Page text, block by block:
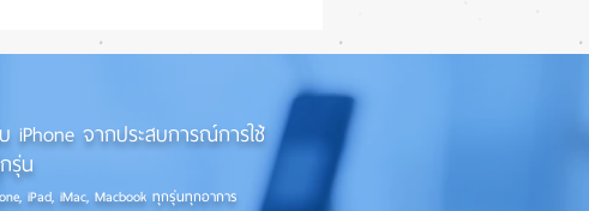
พร้อมแก้บั๊กชุดใหญ่ เตรียมความ
iPhone จากประสบการณ์การใช้
รุ่น
iPad, iMac, Macbook ทุกรุ่นทุกอาการ